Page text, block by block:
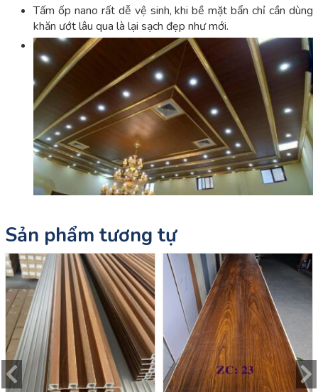
Tấm ốp nano rất dễ vệ sinh, khi bề mặt bẩn chỉ cần dùng
khăn ướt lâu qua là lại sạch đẹp như mới.
Sản phẩm tương tự